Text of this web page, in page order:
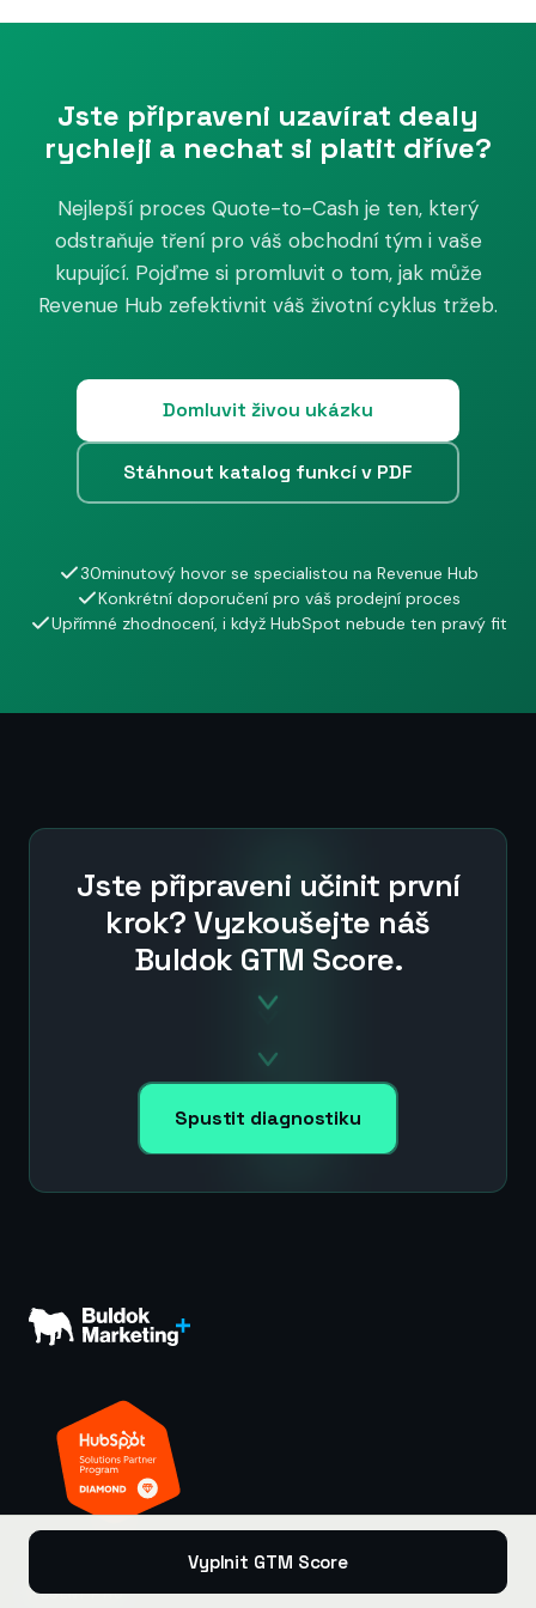
Vyplnit GTM Score
Core Seatu, takže samostatnou licenci navíc nepotřebujete.
potvrdíme při scopingu podle velikosti vašeho obchodního
Jste připraveni uzavírat dealy
rychleji a nechat si platit dříve?
Nejlepší proces Quote-to-Cash je ten, který
odstraňuje tření pro váš obchodní tým i vaše
kupující. Pojďme si promluvit o tom, jak může
Revenue Hub zefektivnit váš životní cyklus tržeb.
Domluvit živou ukázku
Stáhnout katalog funkcí v PDF
30minutový hovor se specialistou na Revenue Hub
Konkrétní doporučení pro váš prodejní proces
Upřímné zhodnocení, i když HubSpot nebude ten pravý fit
Jste připraveni učinit první
krok? Vyzkoušejte náš
Buldok GTM Score.
Spustit diagnostiku
ŘEŠENÍ PRO